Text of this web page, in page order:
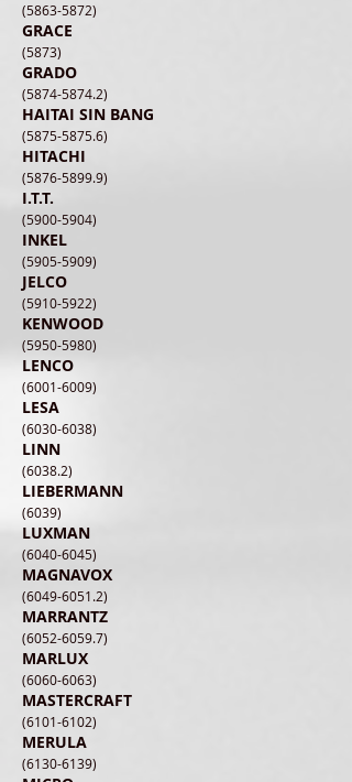
(5863-5872)
GRACE
(5873)
GRADO
(5874-5874.2)
HAITAI SIN BANG
(5875-5875.6)
HITACHI
(5876-5899.9)
I.T.T.
(5900-5904)
INKEL
(5905-5909)
JELCO
(5910-5922)
KENWOOD
(5950-5980)
LENCO
(6001-6009)
LESA
(6030-6038)
LINN
(6038.2)
LIEBERMANN
(6039)
LUXMAN
(6040-6045)
MAGNAVOX
(6049-6051.2)
MARRANTZ
(6052-6059.7)
MARLUX
(6060-6063)
MASTERCRAFT
(6101-6102)
MERULA
(6130-6139)